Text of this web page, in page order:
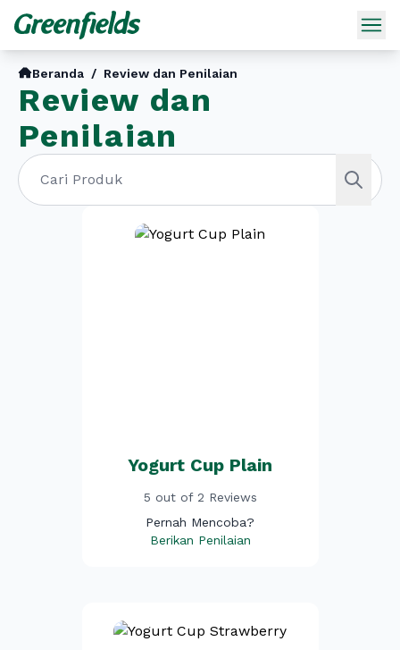
Beranda / Review dan Penilaian
Review dan
Penilaian
Yogurt Cup Plain
5 out of 2 Reviews
Pernah Mencoba?
Berikan Penilaian